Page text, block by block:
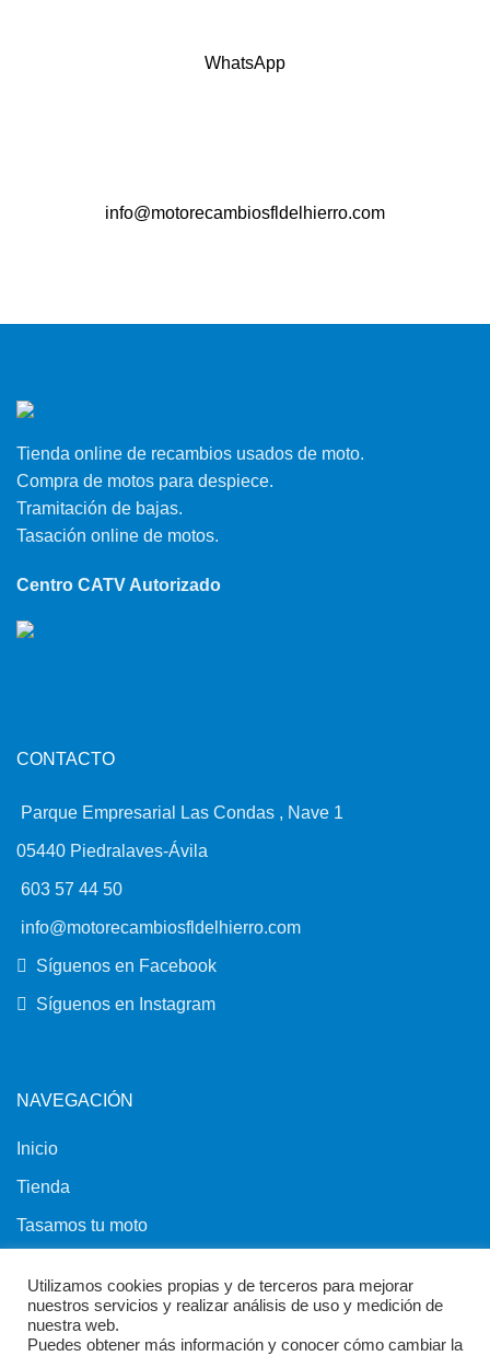
WhatsApp
info@motorecambiosfldelhierro.com
Tienda online de recambios usados de moto.
Compra de motos para despiece.
Tramitación de bajas.
Tasación online de motos.
Centro CATV Autorizado
CONTACTO
Parque Empresarial Las Condas , Nave 1
05440 Piedralaves-Ávila
603 57 44 50
info@motorecambiosfldelhierro.com
Síguenos en Facebook
Síguenos en Instagram
NAVEGACIÓN
Inicio
Tienda
Tasamos tu moto
Utilizamos cookies propias y de terceros para mejorar
nuestros servicios y realizar análisis de uso y medición de
nuestra web.
Puedes obtener más información y conocer cómo cambiar la